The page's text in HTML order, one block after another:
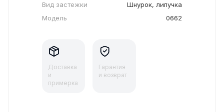
Вид застежки
Шнурок, липучка
Модель
0662
Доставка
и
примерка
Гарантия
и возврат